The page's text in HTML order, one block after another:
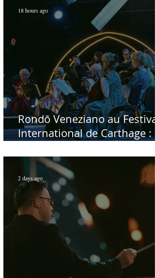
Rondō Veneziano au Festival
International de Carthage :
public tunisien
18 hours ago
2 days ago